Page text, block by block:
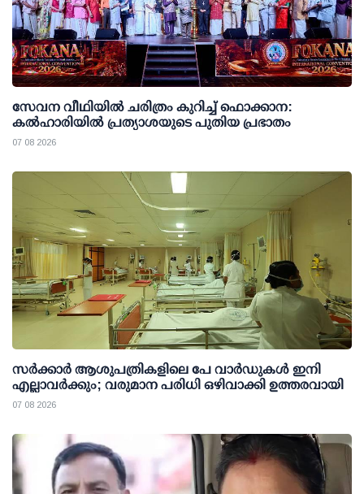
സേവന വീഥിയില്‍ ചരിത്രം കുറിച്ച് ഫൊക്കാന:
കല്‍ഹാരിയില്‍ പ്രത്യാശയുടെ പുതിയ പ്രഭാതം
07 08 2026
സര്‍ക്കാര്‍ ആശുപത്രികളിലെ പേ വാര്‍ഡുകള്‍ ഇനി
എല്ലാവര്‍ക്കും; വരുമാന പരിധി ഒഴിവാക്കി ഉത്തരവായി
07 08 2026